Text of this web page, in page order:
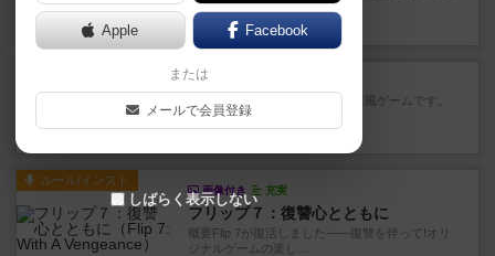
このゲームをした際、3ゲー...
約2時間前 by 155973
ジンラミー
トランプで遊べる2人対戦の麻雀風ゲームです。
10枚の手札で、同じスーツ...
ルール/インスト
画像付き 充実
フリップ７：復讐心とともに
概要Flip 7が復活しました――復讐を伴って!オリ
ジナルゲームの楽し...
Apple Facebook
または
メールで会員登録
しばらく表示しない